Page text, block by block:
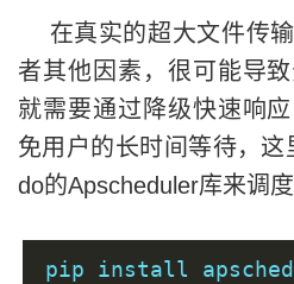
        self
. finish
在真实的超大文件传
者其他因素，很可能导
就需要通过降级快速响
免用户的长时间等待，这
do的Apscheduler库来调度
pip install